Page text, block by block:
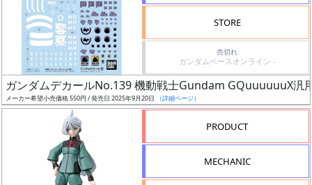
売
切
STORE
売切れ
ガンダムベースオンライン -
ガンダムデカールNo.139 機動戦士Gundam GQuuuuuuX汎
メーカー希望小売価格 550円 / 発売日 2025年9月20日 （詳細ページ）
PRODUCT
MECHANIC